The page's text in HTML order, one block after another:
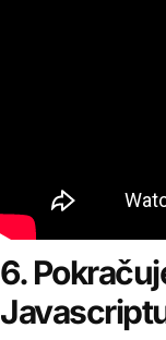
6.